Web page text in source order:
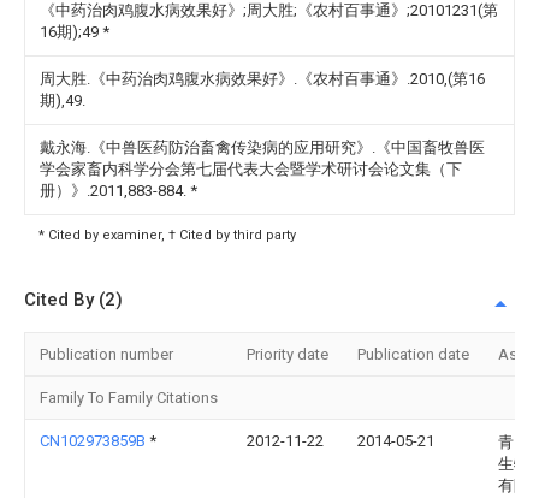
《中药治肉鸡腹水病效果好》;周大胜;《农村百事通》;20101231(第
16期);49 *
周大胜.《中药治肉鸡腹水病效果好》.《农村百事通》.2010,(第16
期),49.
戴永海.《中兽医药防治畜禽传染病的应用研究》.《中国畜牧兽医
学会家畜内科学分会第七届代表大会暨学术研讨会论文集（下
册）》.2011,883-884. *
* Cited by examiner, † Cited by third party
Cited By (2)
Publication number Priority date Publication date
Family To Family Citations
CN102973859B * 2012-11-22 2014-05-21
青岛
生物
有限